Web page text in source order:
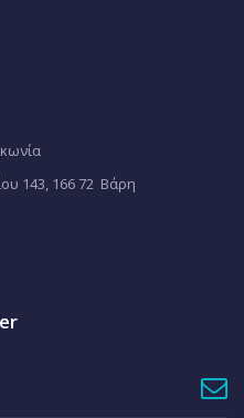
143, 166 72 Βάρη